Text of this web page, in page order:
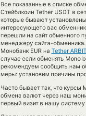
Все показанные в списке
Стейблкоин Tether USDT в
которые бывают
интересующего вас
перешли на сайт обменного
менеджеру сайта-
Монобанк EUR на Tether
случае если обменять Mono
рекомендуем сообщить нам
меры: установим причины
Часто бывает так, что курсы
обмена валют через наш
первый визит в нашу